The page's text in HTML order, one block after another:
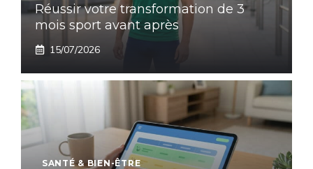
Réussir votre transformation de 3
mois sport avant après
15/07/2026
SANTÉ & BIEN-ÊTRE